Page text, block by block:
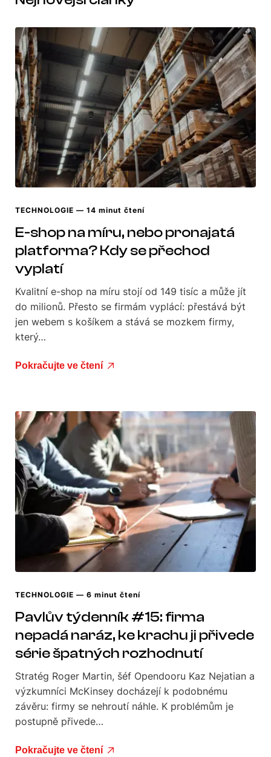
TECHNOLOGIE — 14 minut čtení
E-shop na míru, nebo pronajatá
platforma? Kdy se přechod
vyplatí
Kvalitní e-shop na míru stojí od 149 tisíc a může jít
do milionů. Přesto se firmám vyplácí: přestává být
jen webem s košíkem a stává se mozkem firmy,
který…
Pokračujte ve čtení
TECHNOLOGIE — 6 minut čtení
Pavlův týdenník #15: firma
nepadá naráz, ke krachu ji přivede
série špatných rozhodnutí
Stratég Roger Martin, šéf Opendooru Kaz Nejatian a
výzkumníci McKinsey docházejí k podobnému
závěru: firmy se nehroutí náhle. K problémům je
postupně přivede…
Pokračujte ve čtení